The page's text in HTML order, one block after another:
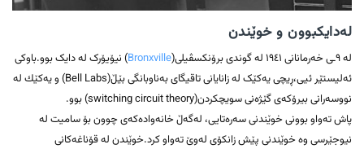
لەدایکبوون و خوێندن
لە ٩ـی خەرمانانی ١٩٤١ لە گوندی برۆنکسڤیلی( Bronxville) نیۆیۆرک لە دایک بوو.باوکی
ئەلیستێر ئیی،ڕیچی یەکێک لە زانایانی تاقیگای بەناوبانگی بێڵ(Bell Labs) و یەکێك لە
نووسەرانی بیرۆکەی گێژەنی سویچکردن(switching circuit theory) بوو.
پاش تەواو بوونی خوێندنی سەرەتایی، لەگەڵ خانەوادەکەی چوون بۆ سامیت لە
نیوجێرسی وە خوێندنی پێش زانکۆی لەوێ تەواو کرد.خوێندن لە قۆناغەکانی